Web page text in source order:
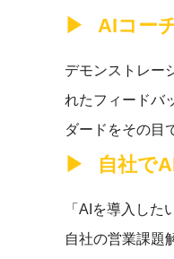
AIコー
デモンストレー
れたフィードバ
ダードをその目
自社で
「AIを導入し
自社の営業課題